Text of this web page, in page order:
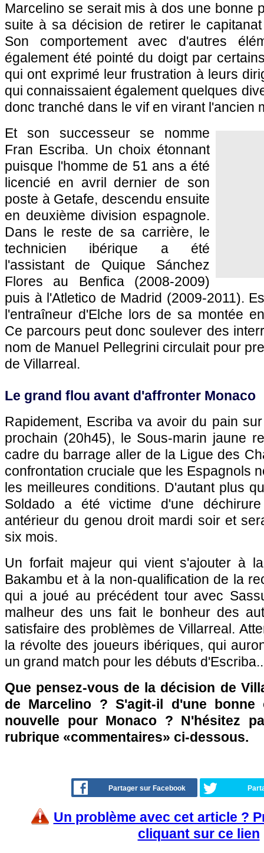
Marcelino se serait mis à dos une bonne
suite à sa décision de retirer le
Son comportement avec d'autres
également été pointé du doigt par
qui ont exprimé leur frustration à leurs
qui connaissaient également quelques
donc tranché dans le vif en virant l'ancien
Et son successeur se nomme
Fran Escriba. Un choix étonnant
puisque l'homme de 51 ans a été
licencié en avril dernier de son
poste à Getafe, descendu ensuite
en deuxième division espagnole.
Dans le reste de sa carrière, le
technicien ibérique a été
l'assistant de Quique Sánchez
Flores au Benfica (2008-2009)
puis à l'Atletico de Madrid (2009-2011).
l'entraîneur d'Elche lors de sa montée
Ce parcours peut donc soulever des
nom de Manuel Pellegrini circulait pour
de Villarreal.
Le grand flou avant d'affronter Monaco
Rapidement, Escriba va avoir du pain
prochain (20h45), le Sous-marin jaune
cadre du barrage aller de la Ligue des
confrontation cruciale que les Espagnols
les meilleures conditions. D'autant plus
Soldado a été victime d'une
antérieur du genou droit mardi soir et
six mois.
Un forfait majeur qui vient s'ajouter à
Bakambu et à la non-qualification de la
qui a joué au précédent tour avec
malheur des uns fait le bonheur des
satisfaire des problèmes de Villarreal.
la révolte des joueurs ibériques, qui
un grand match pour les débuts
Que pensez-vous de la décision de
de Marcelino ? S'agit-il d'une bonne
nouvelle pour Monaco ? N'hésitez
rubrique «commentaires» ci-dessous.
Partager sur Facebook
Un problème avec cet article ?
cliquant sur ce lien